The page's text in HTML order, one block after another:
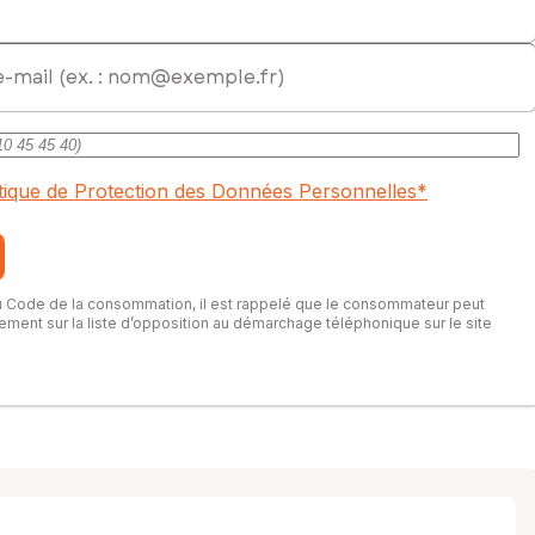
sont de 1400 € et le syndicat des copropriétaires fait
de Protection des Données Personnelles*
Code de la consommation, il est rappelé que le consommateur peut
sur la liste d’opposition au démarchage téléphonique sur le site